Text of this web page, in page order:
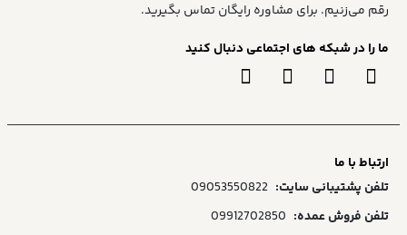
رقم می‌زنیم. برای مشاوره رایگان تماس بگیرید.
ما را در شبکه های اجتماعی دنبال کنید
ارتباط با ما
تلفن پشتیبانی سایت: 09053550822
تلفن فروش عمده: 09912702850